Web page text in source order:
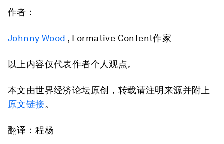
作者：
Johnny Wood , Formative Content作家
以上内容仅代表作者个人观点。
本文由世界经济论坛原创，转载请注明来源并附上
原文链接。
翻译：程杨